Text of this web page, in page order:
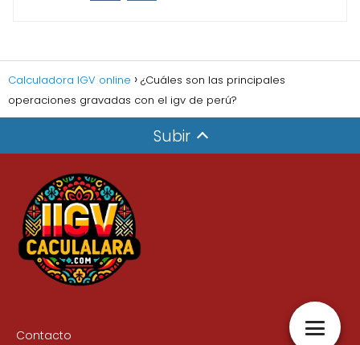
Calculadora IGV online
¿Cuáles son las principales
operaciones gravadas con el igv de perú?
Subir
Contacto